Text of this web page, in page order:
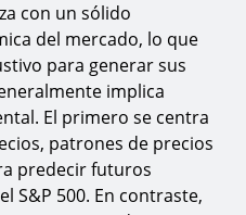
con un sólido
del mercado, lo que
para generar sus
implica
El primero se centra
patrones de precios
predecir futuros
S&P 500. En contraste,